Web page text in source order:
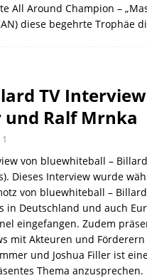
All Around Champion –
diese begehrte Trophäe
TV
und Ralf Mrnka
1
von bluewhiteball – Billard
Dieses Interview wurde
von bluewhiteball –
in Deutschland und auch
eingefangen. Zudem
mit Akteuren und Förderern
und Joshua Filler ist
Thema